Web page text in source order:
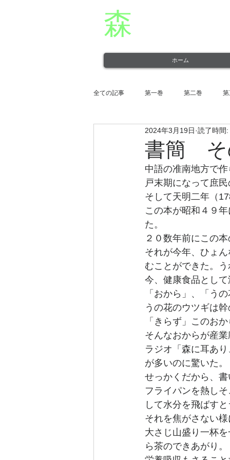
森
ホーム
全ての記事 第一巻 第二巻
第十二巻
書簡 そ
2024年3月19日 読了時間
中語の准南地方で
戸末期になって庶
そして天明二年（
この本が昭和４９
た。
２０数年前にこの
それが今年、ひょ
むことができた。
今、健康食品とし
「おから」、「う
うの花のウツギは
「きらず」このお
そんなおからが産
ラジオ「森に耳あ
が多いのに驚いた。
せっかくだから、
フライパンを熱し
して水分を飛ばす
それを焦がさない
大さじ山盛り一杯
ら茶のできあがり。